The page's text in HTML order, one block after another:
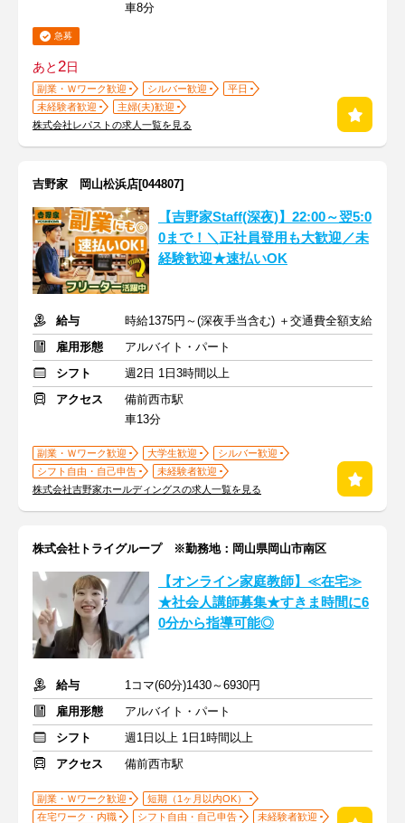
車8分
急募
あと2日
副業・Ｗワーク歓迎 シルバー歓迎
平日
未経験者歓迎
主婦(夫)歓迎
株式会社レパストの求人一覧を見る
吉野家 岡山松浜店[044807]
【吉野家Staff(深夜)】22:00～翌5:0
0まで！＼正社員登用も大歓迎／未
経験歓迎★速払いOK
給与
時給1375円～(深夜手当含む) ＋交通費全額支給
雇用形態
アルバイト・パート
シフト
週2日 1日3時間以上
アクセス
備前西市駅
車13分
副業・Ｗワーク歓迎 大学生歓迎
シルバー歓迎
シフト自由・自己申告
未経験者歓迎
株式会社吉野家ホールディングスの求人一覧を見る
株式会社トライグループ ※勤務地：岡山県岡山市南区
【オンライン家庭教師】≪在宅≫
★社会人講師募集★すきま時間に6
0分から指導可能◎
給与
1コマ(60分)1430～6930円
雇用形態
アルバイト・パート
シフト
週1日以上 1日1時間以上
アクセス
備前西市駅
副業・Ｗワーク歓迎
短期（1ヶ月以内OK）
在宅ワーク・内職
シフト自由・自己申告
未経験者歓迎